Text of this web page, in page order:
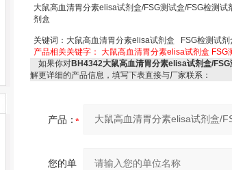
大鼠高血清胃分素elisa试剂盒/FSG测试盒/FSG检测
剂盒
关键词：大鼠高血清胃分素elisa试剂盒 FSG检测试剂
产品相关关键字： 大鼠高血清胃分素elisa试剂盒 FSG
如果你对BH4342大鼠高血清胃分素elisa试剂盒/
解更详细的产品信息，填写下表直接与厂家联系：
产品：
您的单